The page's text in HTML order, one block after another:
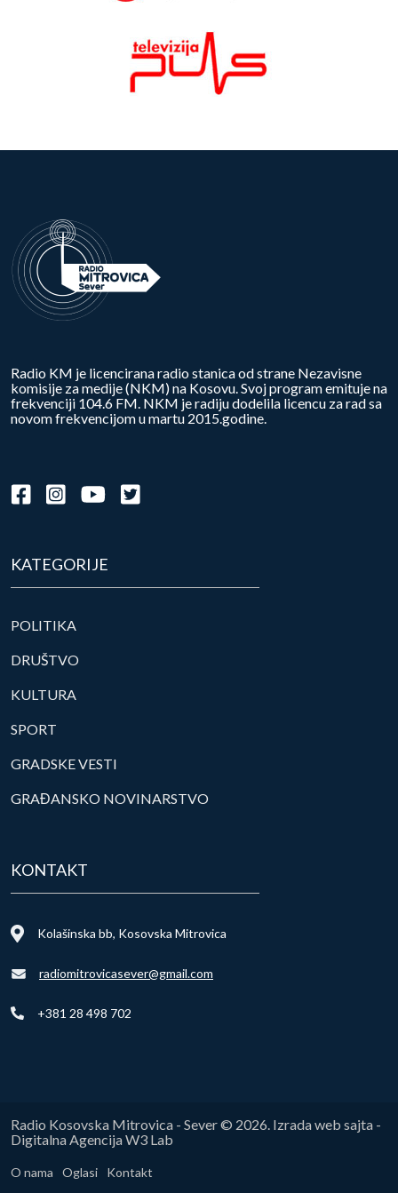
Radio KM je licencirana radio stanica od strane Nezavisne
komisije za medije (NKM) na Kosovu. Svoj program emituje na
frekvenciji 104.6 FM. NKM je radiju dodelila licencu za rad sa
novom frekvencijom u martu 2015.godine.
KATEGORIJE
POLITIKA
DRUŠTVO
KULTURA
SPORT
GRADSKE VESTI
GRAĐANSKO NOVINARSTVO
KONTAKT
Kolašinska bb, Kosovska Mitrovica
radiomitrovicasever@gmail.com
+381 28 498 702
Radio Kosovska Mitrovica - Sever © 2026. Izrada web sajta -
Digitalna Agencija W3 Lab
O nama Oglasi Kontakt